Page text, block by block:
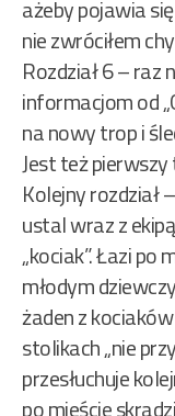
ażeby pojawia
nie zwróciłem
Rozdział 6 – raz
informacjom od
na nowy trop i
Jest też
Kolejny rozdział
ustal wraz z
„kociak”. Łazi po
młodym
żaden z
stolikach „nie
przesłuchuje
po mieście